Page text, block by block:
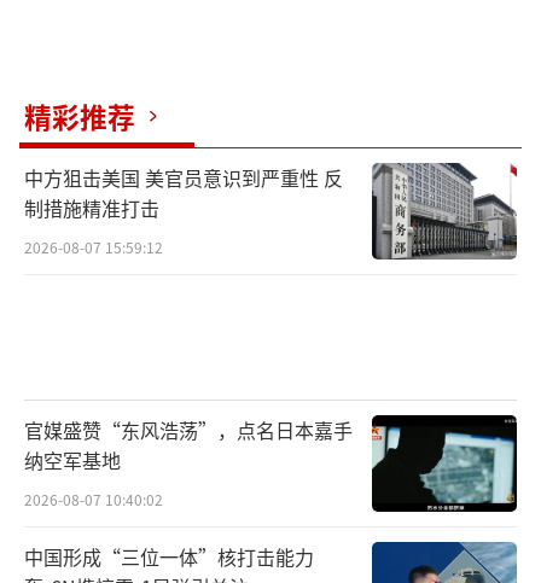
精彩推荐
中方狙击美国 美官员意识到严重性 反
制措施精准打击
2026-08-07 15:59:12
官媒盛赞“东风浩荡”，点名日本嘉手
纳空军基地
2026-08-07 10:40:02
中国形成“三位一体”核打击能力